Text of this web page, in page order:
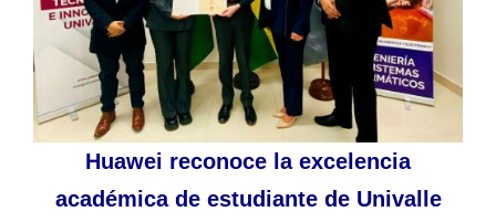
Huawei reconoce la excelencia
académica de estudiante de Univalle